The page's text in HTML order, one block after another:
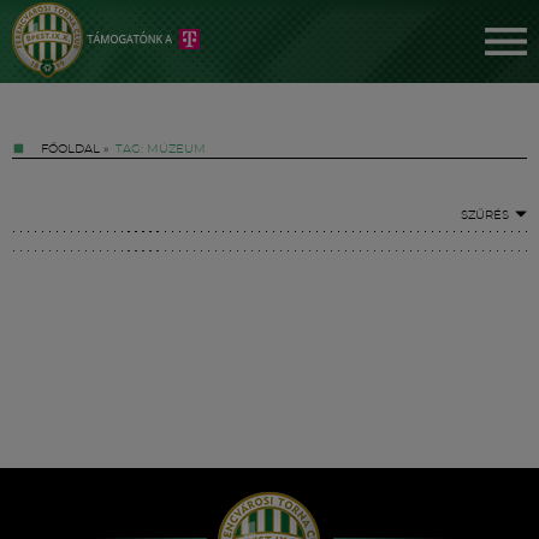
FŐOLDAL » TAG: MÚZEUM
SZŰRÉS
Hírek